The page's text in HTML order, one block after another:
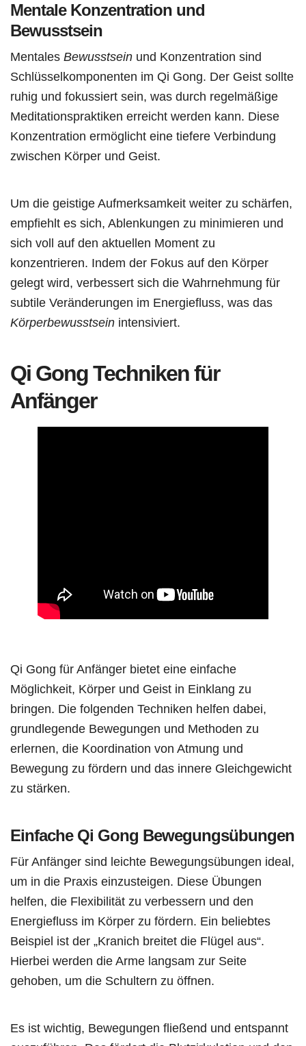
Mentale Konzentration und
Bewusstsein
Mentales Bewusstsein und Konzentration sind
Schlüsselkomponenten im Qi Gong. Der Geist sollte
ruhig und fokussiert sein, was durch regelmäßige
Meditationspraktiken erreicht werden kann. Diese
Konzentration ermöglicht eine tiefere Verbindung
zwischen Körper und Geist.
Um die geistige Aufmerksamkeit weiter zu schärfen,
empfiehlt es sich, Ablenkungen zu minimieren und
sich voll auf den aktuellen Moment zu
konzentrieren. Indem der Fokus auf den Körper
gelegt wird, verbessert sich die Wahrnehmung für
subtile Veränderungen im Energiefluss, was das
Körperbewusstsein intensiviert.
Qi Gong Techniken für
Anfänger
Qi Gong für Anfänger bietet eine einfache
Möglichkeit, Körper und Geist in Einklang zu
bringen. Die folgenden Techniken helfen dabei,
grundlegende Bewegungen und Methoden zu
erlernen, die Koordination von Atmung und
Bewegung zu fördern und das innere Gleichgewicht
zu stärken.
Einfache Qi Gong Bewegungsübungen
Für Anfänger sind leichte Bewegungsübungen ideal,
um in die Praxis einzusteigen. Diese Übungen
helfen, die Flexibilität zu verbessern und den
Energiefluss im Körper zu fördern. Ein beliebtes
Beispiel ist der „Kranich breitet die Flügel aus“.
Hierbei werden die Arme langsam zur Seite
gehoben, um die Schultern zu öffnen.
Es ist wichtig, Bewegungen fließend und entspannt